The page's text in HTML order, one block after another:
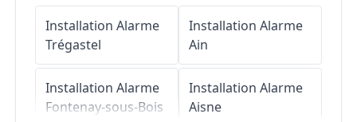
Installation Alarme
Trégastel
Installation Alarme
Fontenay-sous-Bois
Installation Alarme
Ain
Installation Alarme
Aisne